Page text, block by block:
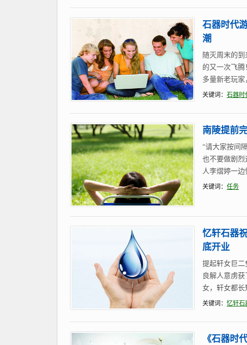
石器时代
潮
随灭周末的
的又一次飞腾
多量新老玩
关键词： 石器时
南陵提前
“请大家按间
也不要做剧烈
人李熠婷一
关键词： 任务
忆轩石器
底开业
提起轩女巨二
良解人意虏
女，轩女都长
关键词： 忆轩石
《石器时